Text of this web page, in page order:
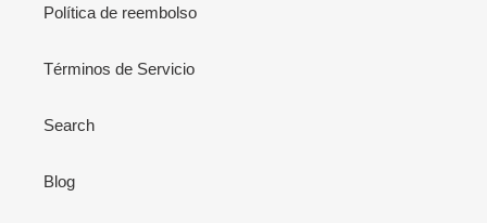
Política de reembolso
Términos de Servicio
Search
Blog